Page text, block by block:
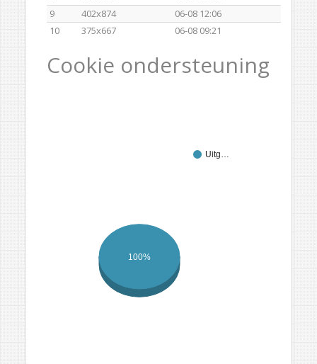
9
402x874
06-08 12:06
10
375x667 06-08 09:21
Cookie ondersteuning
Uitg…
100%